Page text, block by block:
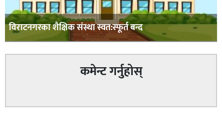
विराटनगरका शैक्षिक संस्था स्वत:स्फूर्त बन्द
कमेन्ट गर्नुहोस्